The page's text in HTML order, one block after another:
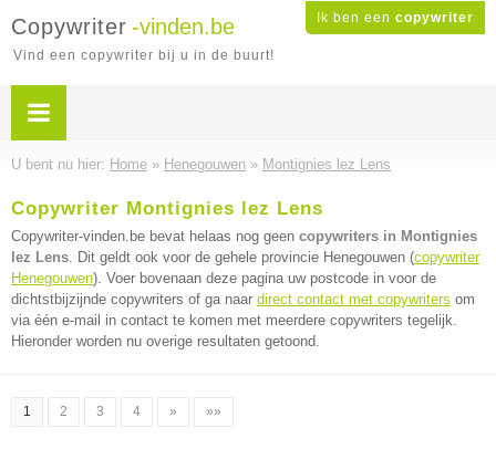
Ik ben een copywriter
Copywriter -vinden.be
Vind een copywriter bij u in de buurt!
U bent nu hier: Home » Henegouwen » Montignies lez Lens
Copywriter Montignies lez Lens
Copywriter-vinden.be bevat helaas nog geen copywriters in Montignies
lez Lens. Dit geldt ook voor de gehele provincie Henegouwen (copywriter
Henegouwen). Voer bovenaan deze pagina uw postcode in voor de
dichtstbijzijnde copywriters of ga naar direct contact met copywriters om
via één e-mail in contact te komen met meerdere copywriters tegelijk.
Hieronder worden nu overige resultaten getoond.
1 2 3 4 » »»